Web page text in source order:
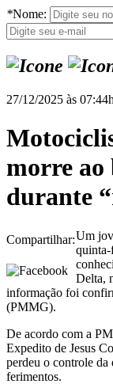
*Nome:
27/12/2025 às 07:44h
morre ao
durante
Compartilhar:Um
quinta-
Delta,
informação foi
(PMMG).
De acordo com a
Expedito de Jesus
perdeu o controle da
ferimentos.